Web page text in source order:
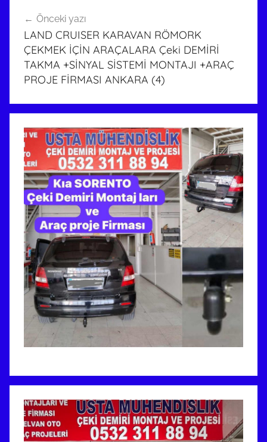
gezinmesi
Önceki yazı
LAND CRUISER KARAVAN RÖMORK
ÇEKMEK İÇİN ARAÇALARA Çeki DEMİRİ
TAKMA +SİNYAL SİSTEMİ MONTAJI +ARAÇ
PROJE FİRMASI ANKARA (4)